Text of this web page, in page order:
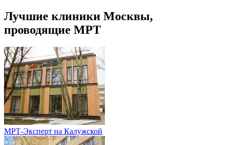
Лучшие клиники Москвы,
проводящие МРТ
МРТ-Эксперт на Калужской